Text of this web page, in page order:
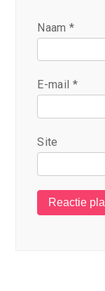
Naam*
E-mail *
Site